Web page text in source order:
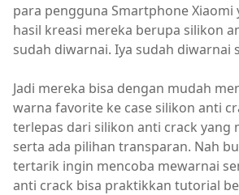
para pengguna Smartphone Xiaomi
hasil kreasi mereka berupa silikon
sudah diwarnai. Iya sudah diwarnai
Jadi mereka bisa dengan mudah
warna favorite ke case silikon anti
terlepas dari silikon anti crack yang
serta ada pilihan transparan. Nah
tertarik ingin mencoba mewarnai
anti crack bisa praktikkan tutorial